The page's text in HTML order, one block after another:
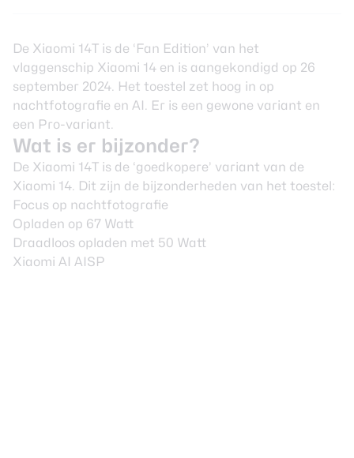
De Xiaomi 14T is de ‘Fan Edition’ van het
vlaggenschip Xiaomi 14 en is aangekondigd op 26
september 2024. Het toestel zet hoog in op
nachtfotografie en AI. Er is een gewone variant en
een Pro-variant.
Wat is er bijzonder?
De Xiaomi 14T is de ‘goedkopere’ variant van de
Xiaomi 14. Dit zijn de bijzonderheden van het toestel:
Focus op nachtfotografie
Opladen op 67 Watt
Draadloos opladen met 50 Watt
Xiaomi AI AISP